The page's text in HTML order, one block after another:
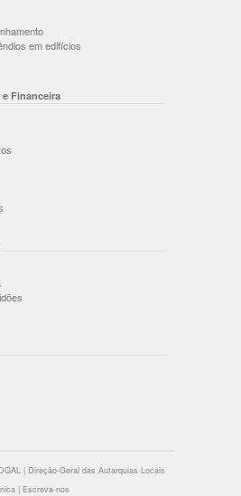
em edifícios
Financeira
| Direção-Geral das Autarquias Locais
| Escreva-nos